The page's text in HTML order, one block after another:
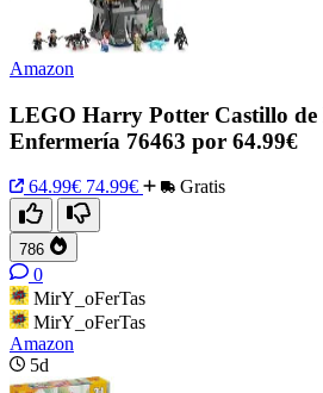
Amazon
LEGO Harry Potter Castillo de
Enfermería 76463 por 64.99€
64.99€ 74.99€ Gratis
786
0
MirY_oFerTas
MirY_oFerTas
Amazon
5d